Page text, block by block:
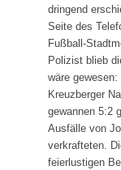
dringend
Seite des
Fußball-
Polizist blieb
wäre
Kreuzberger
gewannen 5:2
Ausfälle von
verkrafteten.
feierlustigen